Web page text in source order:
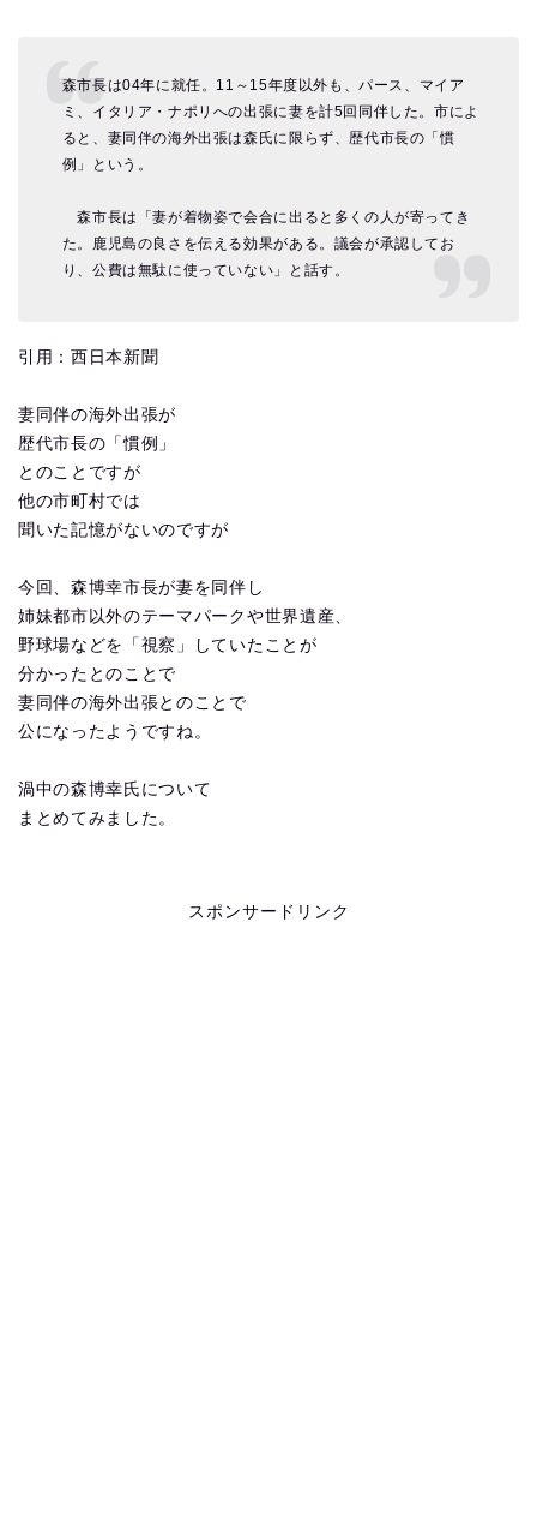
森市長は04年に就任。11～15年度以外も、パース、マイア
ミ、イタリア・ナポリへの出張に妻を計5回同伴した。市によ
ると、妻同伴の海外出張は森氏に限らず、歴代市長の「慣
例」という。
森市長は「妻が着物姿で会合に出ると多くの人が寄ってき
た。鹿児島の良さを伝える効果がある。議会が承認してお
り、公費は無駄に使っていない」と話す。
引用：西日本新聞
妻同伴の海外出張が
歴代市長の「慣例」
とのことですが
他の市町村では
聞いた記憶がないのですが
今回、森博幸市長が妻を同伴し
姉妹都市以外のテーマパークや世界遺産、
野球場などを「視察」していたことが
分かったとのことで
妻同伴の海外出張とのことで
公になったようですね。
渦中の森博幸氏について
まとめてみました。
スポンサードリンク